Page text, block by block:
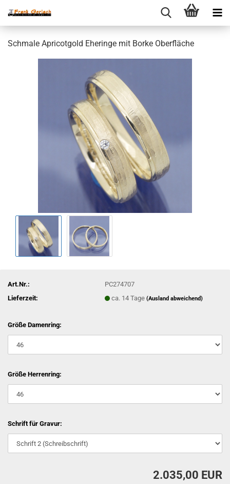
Schmale Apricotgold Eheringe mit Borke Oberfläche
Art.Nr.:
PC274707
Lieferzeit:
ca. 14 Tage(Ausland abweichend)
Größe Damenring:
Größe Herrenring:
Schrift für Gravur:
2.035,00 EUR